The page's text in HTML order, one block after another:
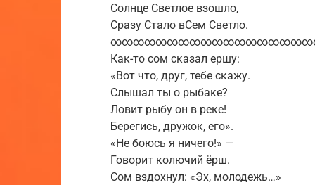
Солнце Светлое взошло,
Сразу Стало вСем Светло.
Как-то сом сказал ершу:
«Вот что, друг, тебе скажу.
Слышал ты о рыбаке?
Ловит рыбу он в реке!
Берегись, дружок, его».
«Не боюсь я ничего!» —
Говорит колючий ёрш.
Сом вздохнул: «Эх, молодежь…»